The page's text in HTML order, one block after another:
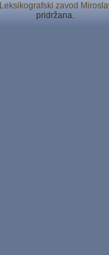
Leksikografski zavod
pridržana.